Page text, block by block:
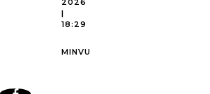
2026
|
18:29
MINVU